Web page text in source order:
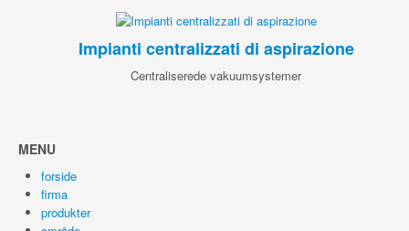
Impianti centralizzati di aspirazione
Centraliserede vakuumsystemer
MENU
forside
firma
produkter